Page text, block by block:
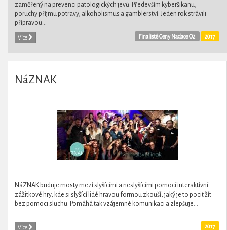
zaměřený na prevenci patologických jevů. Především kyberšikanu,
poruchy příjmu potravy, alkoholismus a gamblerství. Jeden rok strávili
přípravou...
Více 2017
Finalisté Ceny Nadace O2
NáZNAK
NáZNAK buduje mosty mezi slyšícími a neslyšícími pomocí interaktivní
zážitkové hry, kde si slyšící lidé hravou formou zkouší, jaký je to pocit žít
bez pomoci sluchu. Pomáhá tak vzájemné komunikaci a zlepšuje...
Více 2017